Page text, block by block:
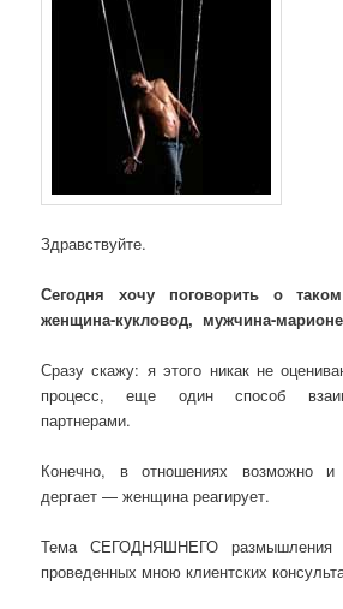
Здравствуйте.
Сегодня хочу поговорить о
женщина-кукловод, мужчина-
Сразу скажу: я этого никак не
процесс, еще один способ
партнерами.
Конечно, в отношениях возможно и
дергает — женщина реагирует.
Тема СЕГОДНЯШНЕГО размышления
проведенных мною клиентских